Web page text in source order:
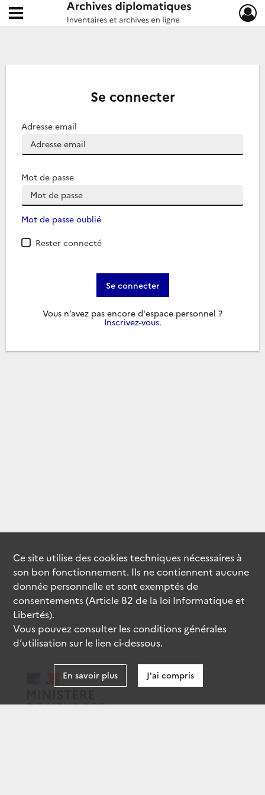
Archives diplomatiques
Ouvrir le menu déroulant
Se connecter
Adresse email
Mot de passe
Mot de passe oublié
Rester connecté
Se connecter
Vous n’avez pas encore d'espace personnel ?
Inscrivez-vous.
Ce site utilise descookiestechniques nécessaires à
son bon fonctionnement. Ils ne contiennent aucune
donnée personnelle et sont exemptés de
consentements (Article 82 de la loi Informatique et
Libertés).
Vous pouvez consulter les conditions générales
d’utilisation sur le lien ci-dessous.
En savoir plus J'ai compris